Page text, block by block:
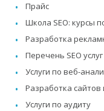
Прайс
Школа SEO: курсы
Разработка
Перечень SEO услуг
Услуги по веб-
Разработка
Услуги по аудиту